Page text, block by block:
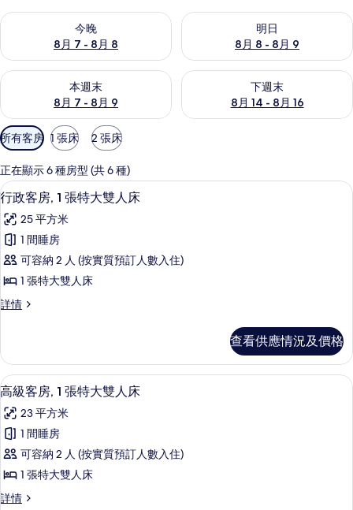
今晚
8月 7 - 8月 8
查看今晚 8月 7 - 8月 8的可訂空房
明日
8月 8 - 8月 9
查看明日 8月 8 - 8月 9的可訂
本週末
8月 7 - 8月 9
查看本週末 8月 7 - 8月 9的可訂空房
下週末
8月 14 - 8月 16
查看下週末 8月 14 - 8月 16的
可
用
嘅
客
房
篩
選
條
所有客房 1 張床 2 張床
正在顯示 6 種房型 (共 6 種)
載
入
所
有
行
政
客
1
張
特
大
雙
人
床
的
特厚豪華床墊、房內夾萬、書桌、遮
10
行政客房, 1 張特大雙人床
25 平方米
1 間睡房
可容納 2 人 (按實質預訂人數入住)
1 張特大雙人床
詳情
行
1
張
特
雙
人
詳
情
查看供應情況及價格
載
入
所
有
高
級
客
特厚豪華床墊、房內夾萬、書桌、遮
7
高級客房, 1 張特大雙人床
23 平方米
1 間睡房
可容納 2 人 (按實質預訂人數入住)
1 張特大雙人床
詳情
高